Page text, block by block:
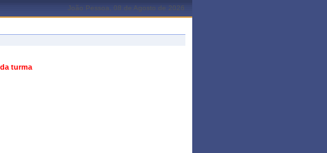
João Pessoa, 08 de Agosto de 2026
turma